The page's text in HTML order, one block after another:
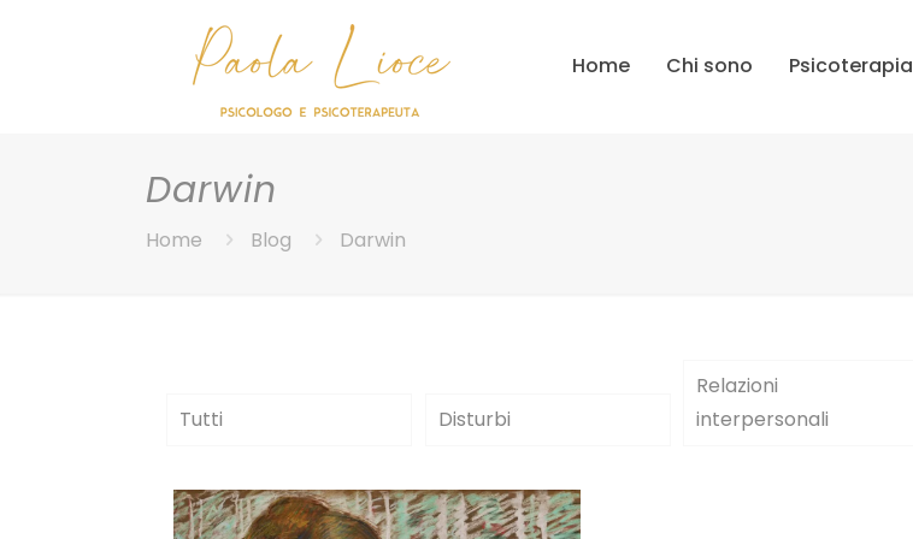
Home Chi sono Psicoterapia
Darwin
Home Blog Darwin
Tutti Disturbi
Relazioni
interpersonali